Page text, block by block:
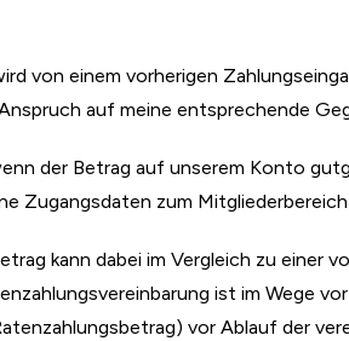
von einem vorherigen
auf meine entsprechende
der Betrag auf unserem Konto
Zugangsdaten zum
kann dabei im Vergleich zu einer
ist im Wege
vor Ablauf der